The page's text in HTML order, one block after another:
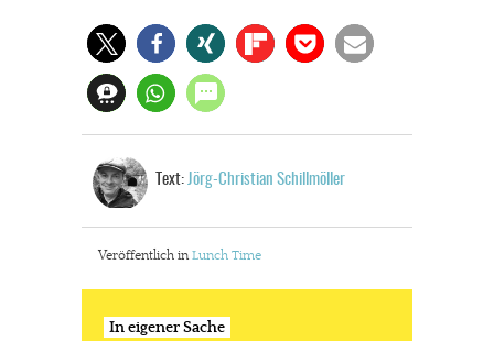
Text: Jörg-Christian Schillmöller
Veröffentlich in Lunch Time
In eigener Sache